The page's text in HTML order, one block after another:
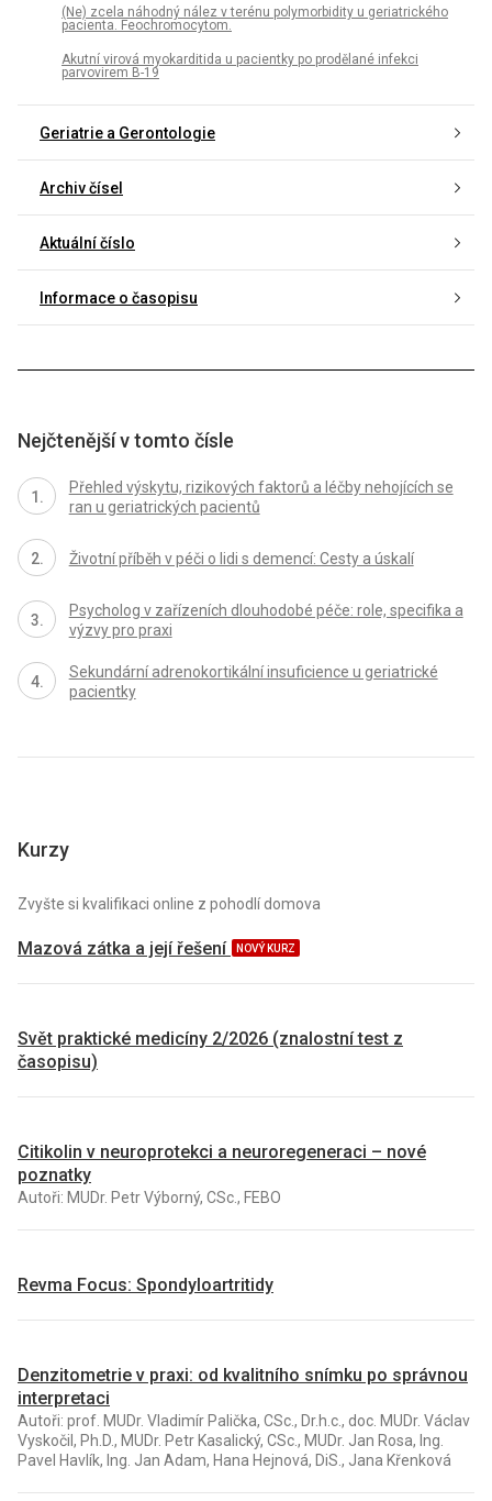
(Ne) zcela náhodný nález v terénu polymorbidity u geriatrického
pacienta. Feochromocytom.
Akutní virová myokarditida u pacientky po prodělané infekci
parvovirem B-19
Geriatrie a Gerontologie
Archiv čísel
Aktuální číslo
Informace o časopisu
Nejčtenější v tomto čísle
Přehled výskytu, rizikových faktorů a léčby nehojících se
ran u geriatrických pacientů
Životní příběh v péči o lidi s demencí: Cesty a úskalí
Psycholog v zařízeních dlouhodobé péče: role, specifika a
výzvy pro praxi
Sekundární adrenokortikální insuficience u geriatrické
pacientky
Kurzy
Zvyšte si kvalifikaci online z pohodlí domova
Mazová zátka a její řešení NOVÝ KURZ
Svět praktické medicíny 2/2026 (znalostní test z
časopisu)
Citikolin v neuroprotekci a neuroregeneraci – nové
poznatky
Autoři: MUDr. Petr Výborný, CSc., FEBO
Revma Focus: Spondyloartritidy
Denzitometrie v praxi: od kvalitního snímku po správnou
interpretaci
Autoři: prof. MUDr. Vladimír Palička, CSc., Dr.h.c., doc. MUDr. Václav
Vyskočil, Ph.D., MUDr. Petr Kasalický, CSc., MUDr. Jan Rosa, Ing.
Pavel Havlík, Ing. Jan Adam, Hana Hejnová, DiS., Jana Křenková